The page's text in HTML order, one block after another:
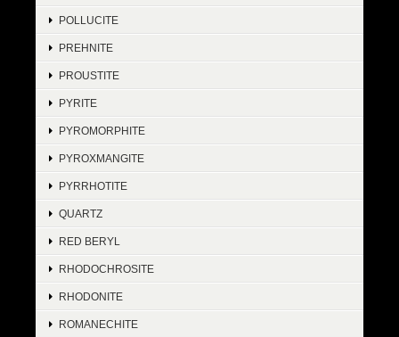
POLLUCITE
PREHNITE
PROUSTITE
PYRITE
PYROMORPHITE
PYROXMANGITE
PYRRHOTITE
QUARTZ
RED BERYL
RHODOCHROSITE
RHODONITE
ROMANECHITE